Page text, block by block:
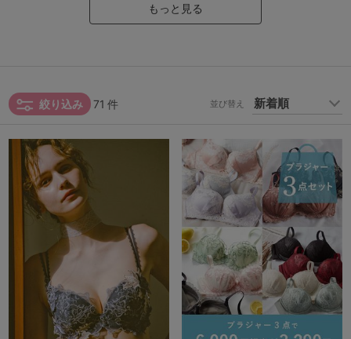
もっと見る
71 件
絞り込み 並び替え